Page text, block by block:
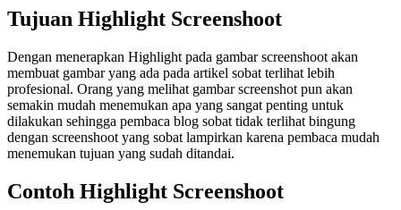
Tujuan Highlight Screenshoot
Dengan menerapkan Highlight pada gambar screenshoot akan
membuat gambar yang ada pada artikel sobat terlihat lebih
profesional. Orang yang melihat gambar screenshot pun akan
semakin mudah menemukan apa yang sangat penting untuk
dilakukan sehingga pembaca blog sobat tidak terlihat bingung
dengan screenshoot yang sobat lampirkan karena pembaca mudah
menemukan tujuan yang sudah ditandai.
Contoh Highlight Screenshoot